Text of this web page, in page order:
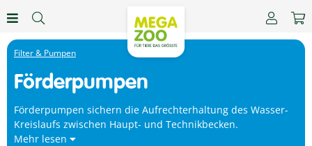
Filter & Pumpen
Förderpumpen
Förderpumpen sichern die Aufrechterhaltung des Wasser-
Kreislaufs zwischen Haupt- und Technikbecken.
Mehr lesen